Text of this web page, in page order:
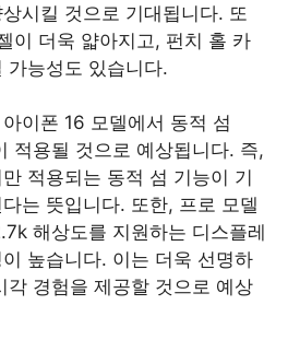
시킬 것으로 기대됩니다. 또
이 더욱 얇아지고, 펀치 홀 카
가능성도 있습니다.
이폰 16 모델에서 동적 섬
적용될 것으로 예상됩니다. 즉,
적용되는 동적 섬 기능이 기
는 뜻입니다. 또한, 프로 모델
해상도를 지원하는 디스플레
높습니다. 이는 더욱 선명하
각 경험을 제공할 것으로 예상